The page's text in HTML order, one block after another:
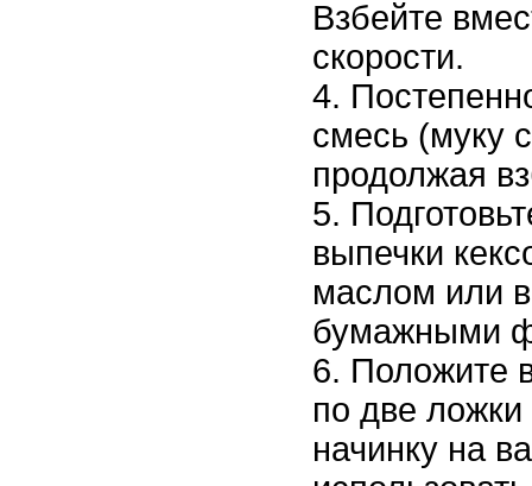
Взбейте
скорости.
смесь (муку
продолжая
выпечки
маслом или
бумажными
Положите
по две ложки
начинку на